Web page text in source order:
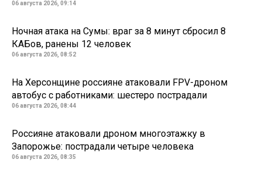
06 августа 2026, 09:14
Ночная атака на Сумы: враг за 8 минут сбросил 8
КАБов, ранены 12 человек
06 августа 2026, 08:52
На Херсонщине россияне атаковали FPV-дроном
автобус с работниками: шестеро пострадали
06 августа 2026, 08:44
Россияне атаковали дроном многоэтажку в
Запорожье: пострадали четыре человека
06 августа 2026, 08:35